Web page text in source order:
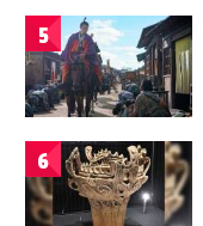
5
6